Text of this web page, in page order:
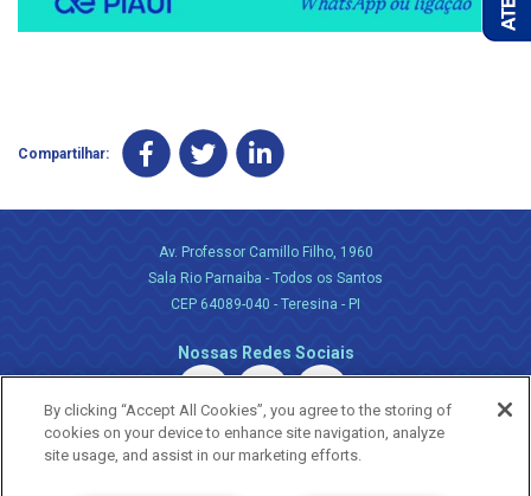
Compartilhar:
Av. Professor Camillo Filho, 1960
Sala Rio Parnaiba - Todos os Santos
CEP 64089-040 - Teresina - PI
Nossas Redes Sociais
By clicking “Accept All Cookies”, you agree to the storing of
cookies on your device to enhance site navigation, analyze
site usage, and assist in our marketing efforts.